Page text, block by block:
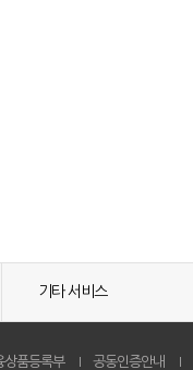
기타 서비스
상품등록부 공동인증안내